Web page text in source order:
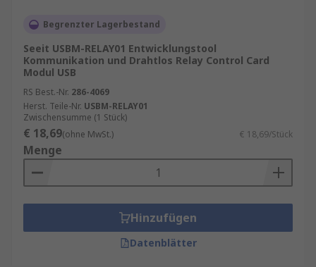
Begrenzter Lagerbestand
Seeit USBM-RELAY01 Entwicklungstool
Kommunikation und Drahtlos Relay Control Card
Modul USB
RS Best.-Nr. 286-4069
Herst. Teile-Nr. USBM-RELAY01
Zwischensumme (1 Stück)
€ 18,69(ohne MwSt.) € 18,69/Stück
Menge
Hinzufügen
Datenblätter